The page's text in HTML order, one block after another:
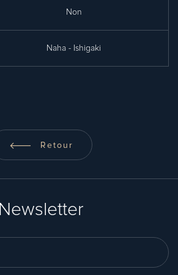
Non
Naha - Ishigaki
Retour
Newsletter